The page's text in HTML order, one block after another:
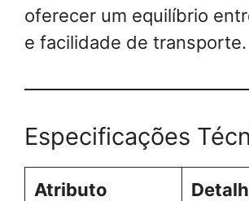
oferecer um equilíbrio
e facilidade de transporte.
Especificações
Atributo